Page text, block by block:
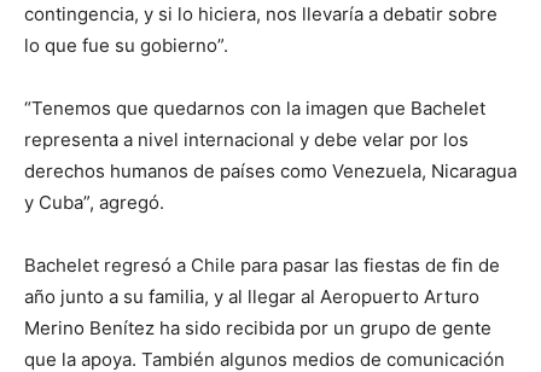
contingencia, y si lo hiciera, nos llevaría a debatir sobre
lo que fue su gobierno”.
“Tenemos que quedarnos con la imagen que Bachelet
representa a nivel internacional y debe velar por los
derechos humanos de países como Venezuela, Nicaragua
y Cuba”, agregó.
Bachelet regresó a Chile para pasar las fiestas de fin de
año junto a su familia, y al llegar al Aeropuerto Arturo
Merino Benítez ha sido recibida por un grupo de gente
que la apoya. También algunos medios de comunicación